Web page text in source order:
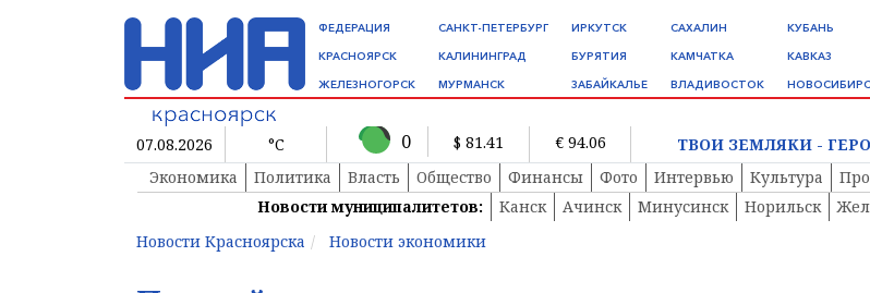
ФЕДЕРАЦИЯ
КРАСНОЯРСК
ЖЕЛЕЗНОГОРСК
САНКТ-ПЕТЕРБУРГ
КАЛИНИНГРАД
МУРМАНСК
ИРКУТСК
БУРЯТИЯ
ЗАБАЙКАЛЬЕ
САХАЛИН
КАМЧАТКА
ВЛАДИВОСТОК
КУБАНЬ
КАВКАЗ
07.08.2026 °C 0 $ 81.41 € 94.06
ТВОИ ЗЕМЛЯКИ -
Экономика
Политика Власть Общество Финансы Фото Интервью Культура
Новости муниципалитетов:
Канск Ачинск Минусинск Норильск
Новости Красноярска
Новости экономики